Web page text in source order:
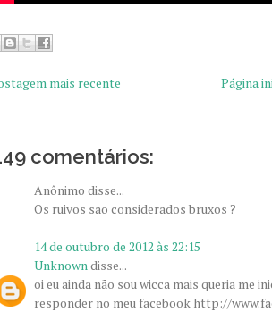
mais recente Página
comentários:
Anônimo disse...
Os ruivos sao considerados bruxos ?
14 de outubro de 2012 às 22:15
Unknown disse...
oi eu ainda não sou wicca mais queria me
responder no meu facebook http://